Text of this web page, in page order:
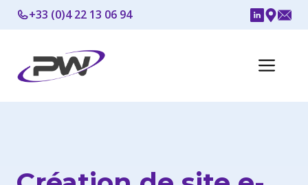
Aller
au
+33 (0)4 22 13 06 94